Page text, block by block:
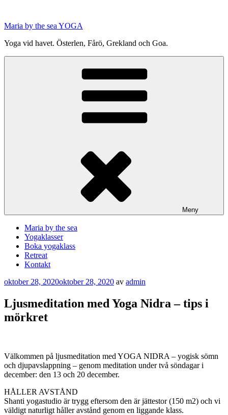
innehåll
Maria by the sea YOGA
Yoga vid havet. Österlen, Fårö, Grekland och Goa.
Meny
Maria by the sea
Yogaklasser
Boka yogaklass
Retreat
Kontakt
Publicerat
oktober 28, 2020oktober 28, 2020 av admin
Ljusmeditation med Yoga Nidra – tips i
mörkret
Välkommen på ljusmeditation med YOGA NIDRA – yogisk sömn
och djupavslappning – genom meditation under två söndagar i
december: den 13 och 20 december.
HÅLLER AVSTÅND
Shanti yogastudio är trygg eftersom den är jättestor (150 m2) och vi
väldigt naturligt håller avstånd genom en liggande klass.